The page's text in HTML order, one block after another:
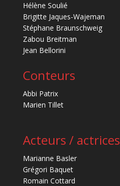
Hélène Soulié
Brigitte Jaques-Wajeman
Stéphane Braunschweig
Zabou Breitman
Jean Bellorini
Conteurs
Abbi Patrix
Marien Tillet
Acteurs / actrices
Marianne Basler
Grégori Baquet
Romain Cottard